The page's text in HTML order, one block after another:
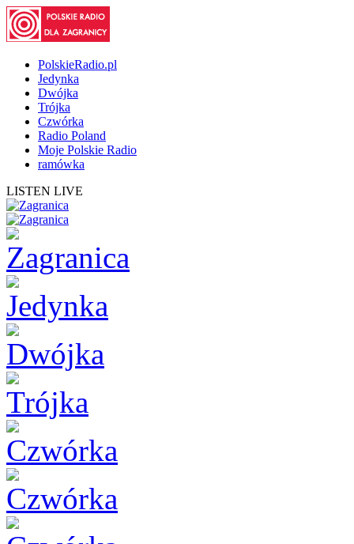
PolskieRadio.pl
Jedynka
Dwójka
Trójka
Czwórka
Radio Poland
Moje Polskie Radio
ramówka
LISTEN LIVE